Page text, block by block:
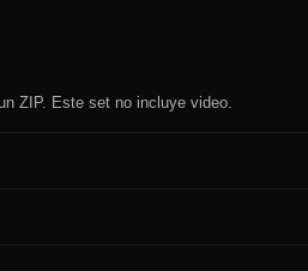
ZIP. Este set no incluye video.